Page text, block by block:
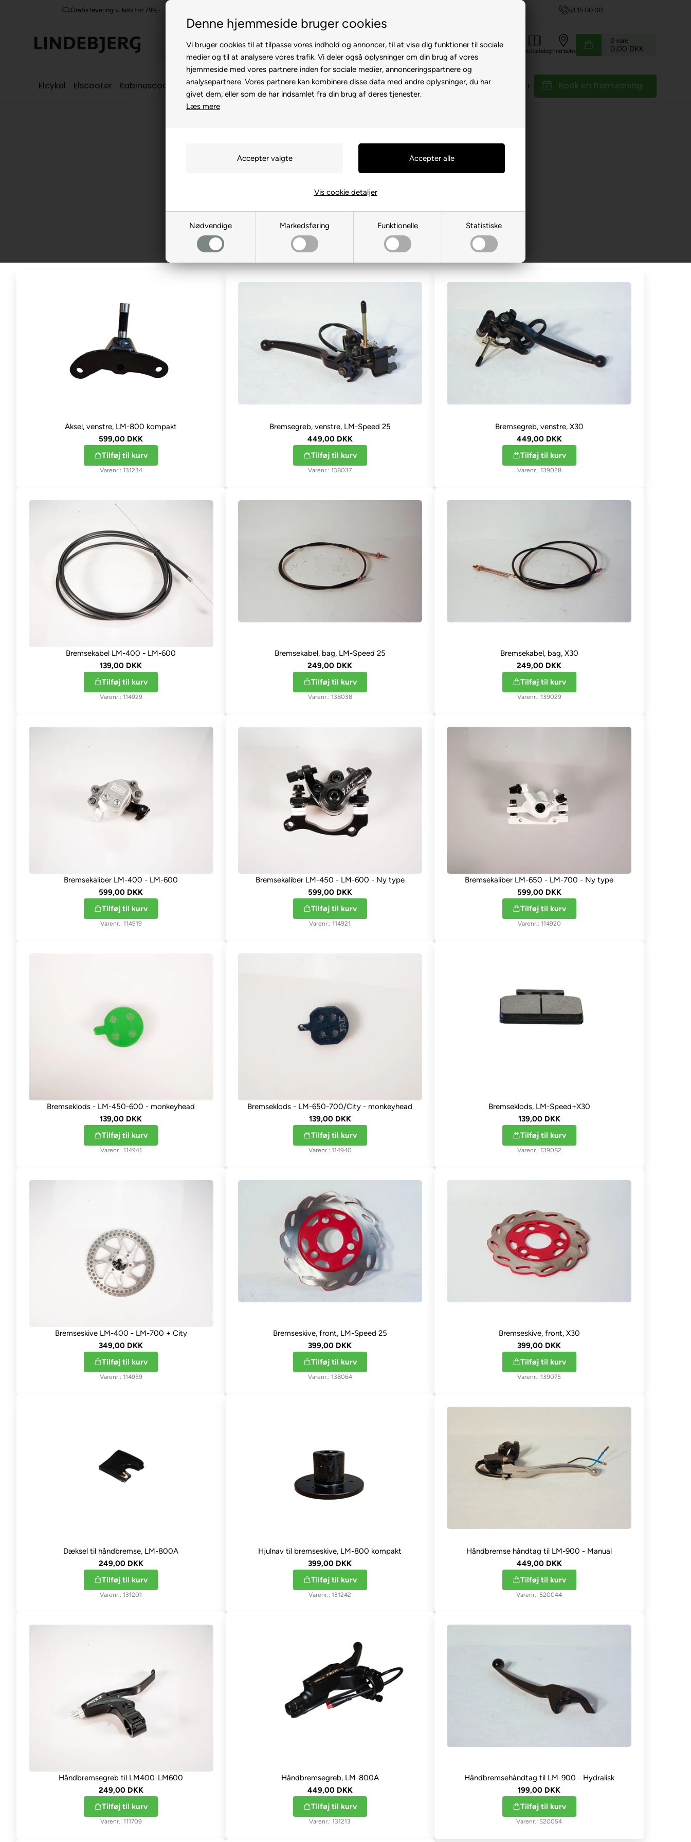
Denne hjemmeside bruger cookies
Vi bruger cookies til at tilpasse vores indhold og annoncer, til at vise dig funktioner til sociale
medier og til at analysere vores trafik. Vi deler også oplysninger om din brug af vores
hjemmeside med vores partnere inden for sociale medier, annonceringspartnere og
analysepartnere. Vores partnere kan kombinere disse data med andre oplysninger, du har
givet dem, eller som de har indsamlet fra din brug af deres tjenester.
Læs mere
Nødvendige Markedsføring Funktionelle Statistiske
Vis cookie detaljer
Gratis levering v. køb for 799,- 63 15 00 00
Bestil katalogFind butik
0 vare
0,00 DKK
Elcykel Elscooter Kabinescooter Seniorcykel Rollator Brugte Otiumstole El-kørestol Tilbehør Reservedele Book en fremvisning
Bremser
Sortering
Aksel, venstre, LM-800 kompakt
599,00 DKK
Tilføj til kurv
131234
Bremsegreb, venstre, LM-Speed 25
449,00 DKK
Tilføj til kurv
138037
Bremsegreb, venstre, X30
449,00 DKK
Tilføj til kurv
139028
Bremsekabel LM-400 - LM-600
139,00 DKK
Tilføj til kurv
114929
Bremsekabel, bag, LM-Speed 25
249,00 DKK
Tilføj til kurv
138038
Bremsekabel, bag, X30
249,00 DKK
Tilføj til kurv
139029
Bremsekaliber LM-400 - LM-600
599,00 DKK
Tilføj til kurv
114919
Bremsekaliber LM-450 - LM-600 - Ny type
599,00 DKK
Tilføj til kurv
114921
Bremsekaliber LM-650 - LM-700 - Ny type
599,00 DKK
Tilføj til kurv
114920
Bremseklods - LM-450-600 - monkeyhead
139,00 DKK
Tilføj til kurv
114941
Bremseklods - LM-650-700/City - monkeyhead
139,00 DKK
Tilføj til kurv
114940
Bremseklods, LM-Speed+X30
139,00 DKK
Tilføj til kurv
139082
Bremseskive LM-400 - LM-700 + City
349,00 DKK
Tilføj til kurv
114959
Bremseskive, front, LM-Speed 25
399,00 DKK
Tilføj til kurv
138064
Bremseskive, front, X30
399,00 DKK
Tilføj til kurv
139075
Dæksel til håndbremse, LM-800A
249,00 DKK
Tilføj til kurv
131201
Hjulnav til bremseskive, LM-800 kompakt
399,00 DKK
Tilføj til kurv
131242
Håndbremse håndtag til LM-900 - Manual
449,00 DKK
Tilføj til kurv
520044
Håndbremsegreb til LM400-LM600
249,00 DKK
Tilføj til kurv
111709
Håndbremsegreb, LM-800A
449,00 DKK
Tilføj til kurv
131213
Håndbremsehåndtag til LM-900 - Hydralisk
199,00 DKK
Tilføj til kurv
520054